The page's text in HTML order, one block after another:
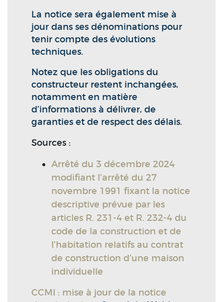
La notice sera également mise à
jour dans ses dénominations pour
tenir compte des évolutions
techniques.
Notez que les obligations du
constructeur restent inchangées,
notamment en matière
d’informations à délivrer, de
garanties et de respect des délais.
Sources :
Arrêté du 3 décembre 2024
modifiant l’arrêté du 27
novembre 1991 fixant la notice
descriptive prévue par les
articles R. 231-4 et R. 232-4 du
code de la construction et de
l’habitation relatifs au contrat
de construction d’une maison
individuelle
CCMI : mise à jour de la notice